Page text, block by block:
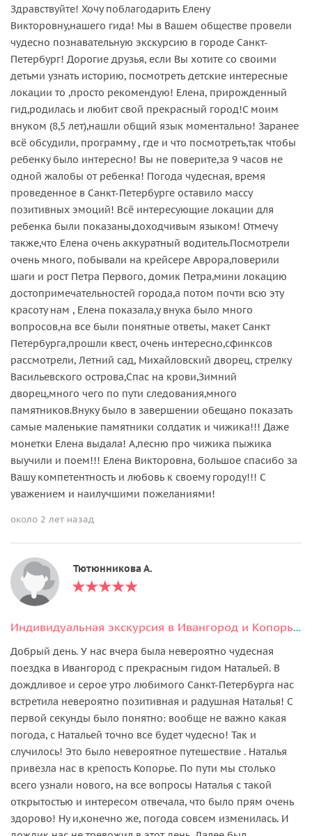
Здравствуйте! Хочу поблагодарить Елену
Викторовну,нашего гида! Мы в Вашем обществе провели
чудесно познавательную экскурсию в городе Санкт-
Петербург! Дорогие друзья, если Вы хотите со своими
детьми узнать историю, посмотреть детские интересные
локации то ,просто рекомендую! Елена, прирожденный
гид,родилась и любит свой прекрасный город!С моим
внуком (8,5 лет),нашли общий язык моментально! Заранее
всё обсудили, программу , где и что посмотреть,так чтобы
ребенку было интересно! Вы не поверите,за 9 часов не
одной жалобы от ребенка! Погода чудесная, время
проведенное в Санкт-Петербурге оставило массу
позитивных эмоций! Всё интересующие локации для
ребенка были показаны,доходчивым языком! Отмечу
также,что Елена очень аккуратный водитель.Посмотрели
очень много, побывали на крейсере Аврора,поверили
шаги и рост Петра Первого, домик Петра,мини локацию
достопримечательностей города,а потом почти всю эту
красоту нам , Елена показала,у внука было много
вопросов,на все были понятные ответы, макет Санкт
Петербурга,прошли квест, очень интересно,сфинксов
рассмотрели, Летний сад, Михайловский дворец, стрелку
Васильевского острова,Спас на крови,Зимний
дворец,много чего по пути следования,много
памятников.Внуку было в завершении обещано показать
самые маленькие памятники солдатик и чижика!!! Даже
монетки Елена выдала! А,песню про чижика пыжика
выучили и поем!!! Елена Викторовна, большое спасибо за
Вашу компетентность и любовь к своему городу!!! С
уважением и наилучшими пожеланиями!
около 2 лет назад
Тютюнникова А.
Индивидуальная экскурсия в Ивангород и Копорье на автомобиле
Добрый день. У нас вчера была невероятно чудесная
поездка в Ивангород с прекрасным гидом Натальей. В
дождливое и серое утро любимого Санкт-Петербурга нас
встретила невероятно позитивная и радушная Наталья! С
первой секунды было понятно: вообще не важно какая
погода, с Натальей точно все будет чудесно! Так и
случилось! Это было невероятное путешествие . Наталья
привезла нас в крепость Копорье. По пути мы столько
всего узнали нового, на все вопросы Наталья с такой
открытостью и интересом отвечала, что было прям очень
здорово! Ну и,конечно же, погода совсем изменилась. И